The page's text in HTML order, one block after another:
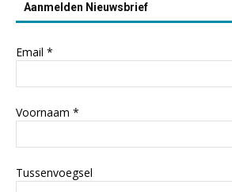
Aanmelden Nieuwsbrief
Email *
Voornaam *
Tussenvoegsel